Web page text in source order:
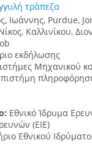
τράπεζα
Ιωάννης, Purdue,
Καλλινίκου,
εκδήλωσης
Μηχανικού
Εθνικό Ίδρυμα
(ΕΙΕ)
Εθνικού